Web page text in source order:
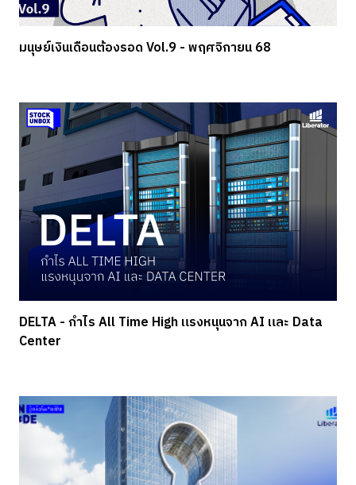
มนุษย์เงินเดือนต้องรอด Vol.9 - พฤศจิกายน 68
DELTA - กำไร All Time High แรงหนุนจาก AI และ Data
Center